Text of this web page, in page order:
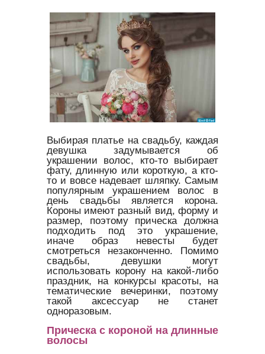
Выбирая платье на свадьбу, каждая
девушка задумывается об
украшении волос, кто-то выбирает
фату, длинную или короткую, а кто-
то и вовсе надевает шляпку. Самым
популярным украшением волос в
день свадьбы является корона.
Короны имеют разный вид, форму и
размер, поэтому прическа должна
подходить под это украшение,
иначе образ невесты будет
смотреться незаконченно. Помимо
свадьбы, девушки могут
использовать корону на какой-либо
праздник, на конкурсы красоты, на
тематические вечеринки, поэтому
такой аксессуар не станет
одноразовым.
Прическа с короной на длинные
волосы